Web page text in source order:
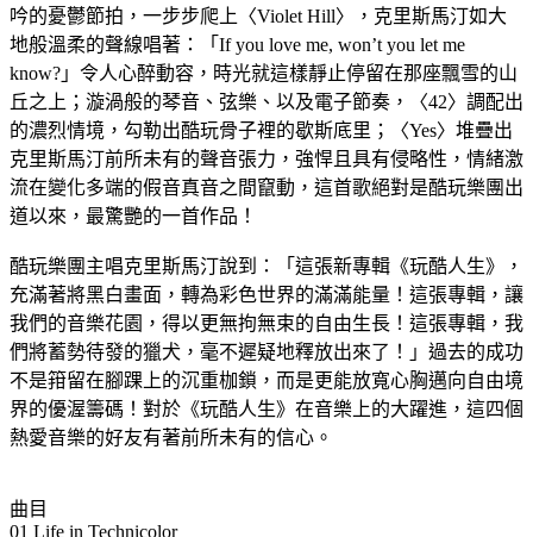
吟的憂鬱節拍，一步步爬上〈Violet Hill〉，克里斯馬汀如大
地般溫柔的聲線唱著：「If you love me, won’t you let me
know?」令人心醉動容，時光就這樣靜止停留在那座飄雪的山
丘之上；漩渦般的琴音、弦樂、以及電子節奏，〈42〉調配出
的濃烈情境，勾勒出酷玩骨子裡的歇斯底里；〈Yes〉堆疊出
克里斯馬汀前所未有的聲音張力，強悍且具有侵略性，情緒激
流在變化多端的假音真音之間竄動，這首歌絕對是酷玩樂團出
道以來，最驚艷的一首作品！
酷玩樂團主唱克里斯馬汀說到：「這張新專輯《玩酷人生》，
充滿著將黑白畫面，轉為彩色世界的滿滿能量！這張專輯，讓
我們的音樂花園，得以更無拘無束的自由生長！這張專輯，我
們將蓄勢待發的獵犬，毫不遲疑地釋放出來了！」過去的成功
不是箝留在腳踝上的沉重枷鎖，而是更能放寬心胸邁向自由境
界的優渥籌碼！對於《玩酷人生》在音樂上的大躍進，這四個
熱愛音樂的好友有著前所未有的信心。
曲目
01 Life in Technicolor